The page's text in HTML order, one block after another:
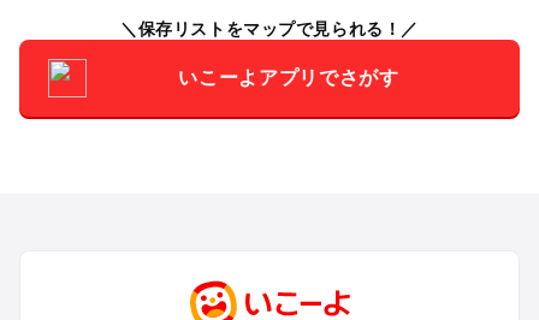
保存リストをマップで見られる！
いこーよアプリでさがす